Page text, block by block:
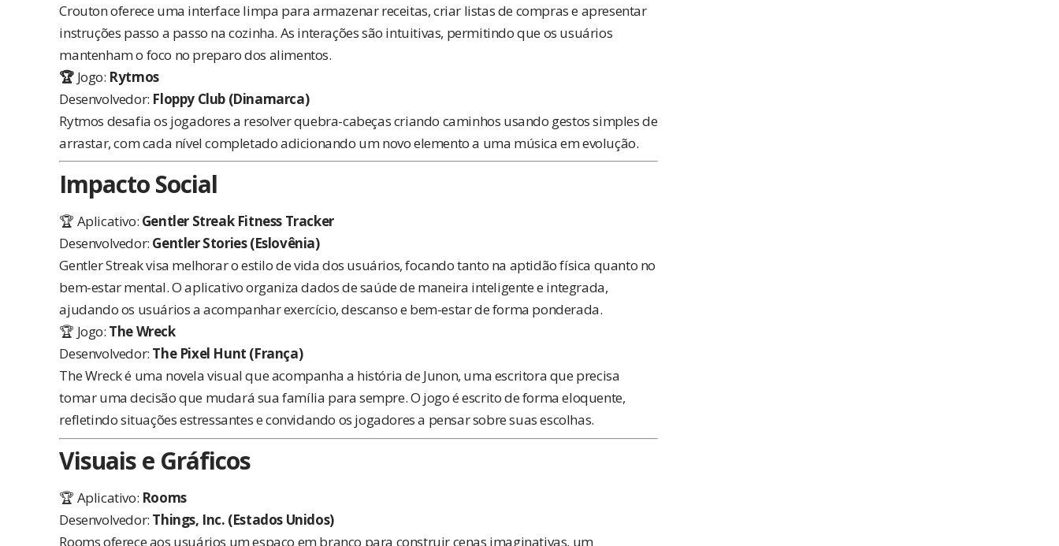
Crouton oferece uma interface limpa para armazenar receitas, criar listas de compras e apresentar
instruções passo a passo na cozinha. As interações são intuitivas, permitindo que os usuários
mantenham o foco no preparo dos alimentos.
🏆 Jogo: Rytmos
Desenvolvedor: Floppy Club (Dinamarca)
Rytmos desafia os jogadores a resolver quebra-cabeças criando caminhos usando gestos simples de
arrastar, com cada nível completado adicionando um novo elemento a uma música em evolução.
Impacto Social
🏆 Aplicativo: Gentler Streak Fitness Tracker
Desenvolvedor: Gentler Stories (Eslovênia)
Gentler Streak visa melhorar o estilo de vida dos usuários, focando tanto na aptidão física quanto no
bem-estar mental. O aplicativo organiza dados de saúde de maneira inteligente e integrada,
ajudando os usuários a acompanhar exercício, descanso e bem-estar de forma ponderada.
🏆 Jogo: The Wreck
Desenvolvedor: The Pixel Hunt (França)
The Wreck é uma novela visual que acompanha a história de Junon, uma escritora que precisa
tomar uma decisão que mudará sua família para sempre. O jogo é escrito de forma eloquente,
refletindo situações estressantes e convidando os jogadores a pensar sobre suas escolhas.
Visuais e Gráficos
🏆 Aplicativo: Rooms
Desenvolvedor: Things, Inc. (Estados Unidos)
Rooms oferece aos usuários um espaço em branco para construir cenas imaginativas, um